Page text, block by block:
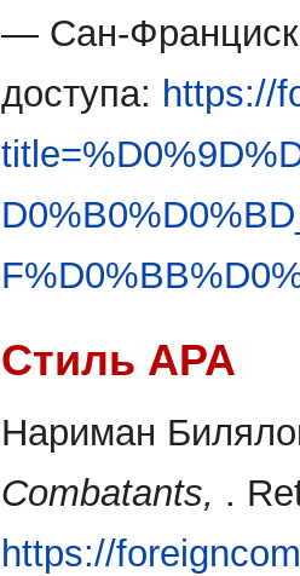
— Сан-
доступа: https://
Стиль APA
Нариман
Combatants, .
https://